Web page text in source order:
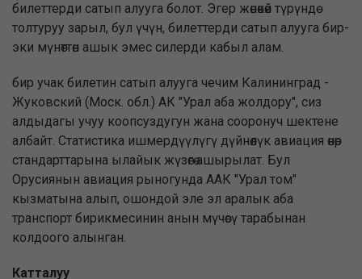
билеттерди сатып алууга болот. Эгер жөнөкөй түрүндө
толтуруу зарыл, бул үчүн, билеттерди сатып алууга бир-
эки мүнөттөн ашык эмес силерди кабыл алам.
бир учак билетин сатып алууга чечим Калининград -
Жуковский (Моск. обл.) АК "Урал аба жолдору", сиз
алдыдагы учуу коопсуздугун жана сооронуч шектене
албайт. Статистика ишмердүүлүгү дүйнөлүк авиация өнөр
стандарттарына ылайык жүзөгө ашырылат. Бул
Орусиянын авиация рыногунда ААК "Урал том"
кызматына алып, ошондой эле эл аралык аба
транспорт бирикмесинин анын мүчөсү тарабынан
колдоого алынган.
Катталуу